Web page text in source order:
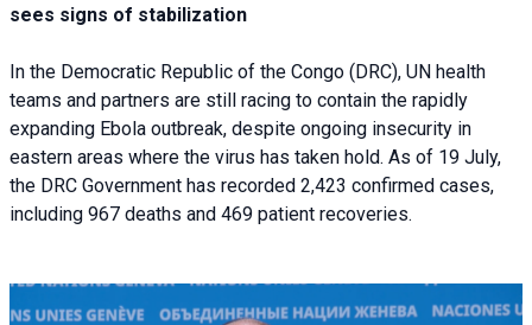
sees signs of stabilization
In the Democratic Republic of the Congo (DRC), UN health
teams and partners are still racing to contain the rapidly
expanding Ebola outbreak, despite ongoing insecurity in
eastern areas where the virus has taken hold. As of 19 July,
the DRC Government has recorded 2,423 confirmed cases,
including 967 deaths and 469 patient recoveries.